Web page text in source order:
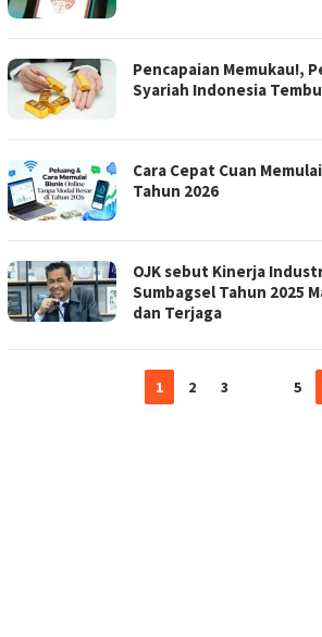
Pencapaian Memukau!,
Syariah Indonesia
Cara Cepat Cuan
Tahun 2026
OJK sebut Kinerja
Sumbagsel Tahun 2025
dan Terjaga
1 2 3 5